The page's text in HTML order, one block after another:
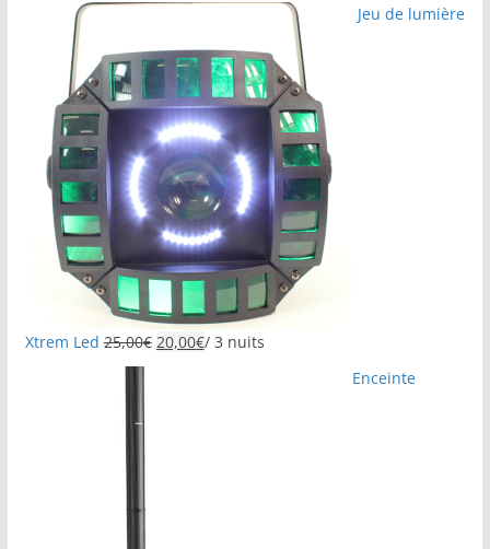
Jeu de lumière
Xtrem Led 25,00€ 20,00€/ 3 nuits
Enceinte